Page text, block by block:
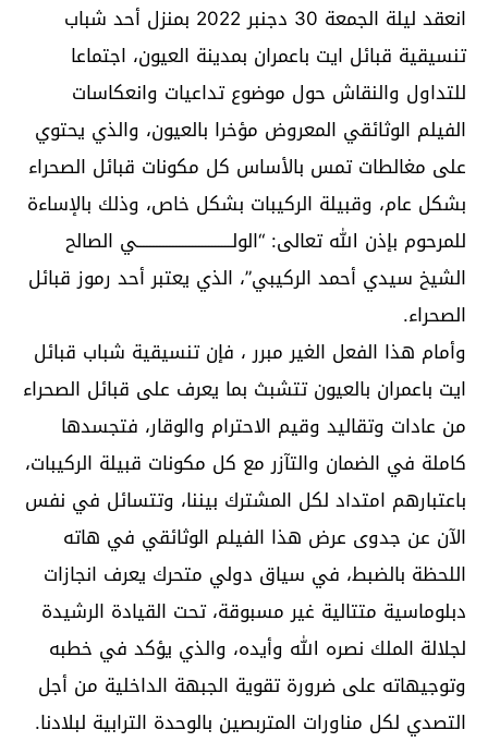
انعقد ليلة الجمعة 30 دجنبر 2022 بمنزل أحد شباب
تنسيقية قبائل ايت باعمران بمدينة العيون، اجتماعا
للتداول والنقاش حول موضوع تداعيات وانعكاسات
الفيلم الوثائقي المعروض مؤخرا بالعيون، والذي يحتوي
على مغالطات تمس بالأساس كل مكونات قبائل الصحراء
بشكل عام، وقبيلة الركيبات بشكل خاص، وذلك بالإساءة
للمرحوم بإذن الله تعالى: “الولـــــــــــــــــــــــــــــي الصالح
الشيخ سيدي أحمد الركيبي”، الذي يعتبر أحد رموز قبائل
الصحراء.
وأمام هذا الفعل الغير مبرر ، فإن تنسيقية شباب قبائل
ايت باعمران بالعيون تتشبث بما يعرف على قبائل الصحراء
من عادات وتقاليد وقيم الاحترام والوقار، فتجسدها
كاملة في الضمان والتآزر مع كل مكونات قبيلة الركيبات،
باعتبارهم امتداد لكل المشترك بيننا، وتتسائل في نفس
الآن عن جدوى عرض هذا الفيلم الوثائقي في هاته
اللحظة بالضبط، في سياق دولي متحرك يعرف انجازات
دبلوماسية متتالية غير مسبوقة، تحت القيادة الرشيدة
لجلالة الملك نصره الله وأيده، والذي يؤكد في خطبه
وتوجيهاته على ضرورة تقوية الجبهة الداخلية من أجل
التصدي لكل مناورات المتربصين بالوحدة الترابية لبلادنا.